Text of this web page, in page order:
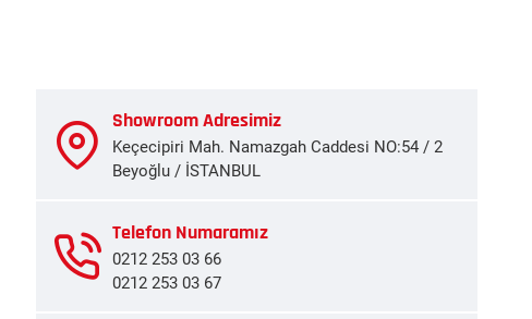
Showroom Adresimiz
Keçecipiri Mah. Namazgah Caddesi NO:54 / 2
Beyoğlu / İSTANBUL
Telefon Numaramız
0212 253 03 66
0212 253 03 67